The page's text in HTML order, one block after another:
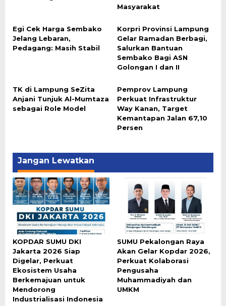
Masyarakat
Egi Cek Harga Sembako
Jelang Lebaran,
Pedagang: Masih Stabil
Korpri Provinsi Lampung
Gelar Ramadan Berbagi,
Salurkan Bantuan
Sembako Bagi ASN
Golongan I dan II
TK di Lampung SeZita
Anjani Tunjuk Al-Mumtaza
sebagai Role Model
Pemprov Lampung
Perkuat Infrastruktur
Way Kanan, Target
Kemantapan Jalan 67,10
Persen
Jangan Lewatkan
KOPDAR SUMU DKI
Jakarta 2026 Siap
Digelar, Perkuat
Ekosistem Usaha
Berkemajuan untuk
Mendorong
Industrialisasi Indonesia
SUMU Pekalongan Raya
Akan Gelar Kopdar 2026,
Perkuat Kolaborasi
Pengusaha
Muhammadiyah dan
UMKM